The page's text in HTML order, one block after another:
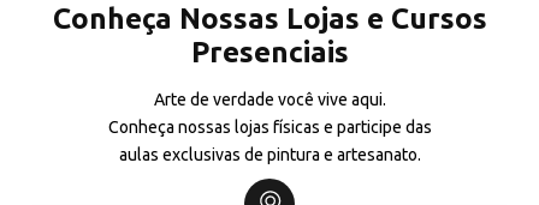
Conheça Nossas Lojas e Cursos
Presenciais
Arte de verdade você vive aqui.
Conheça nossas lojas físicas e participe das
aulas exclusivas de pintura e artesanato.